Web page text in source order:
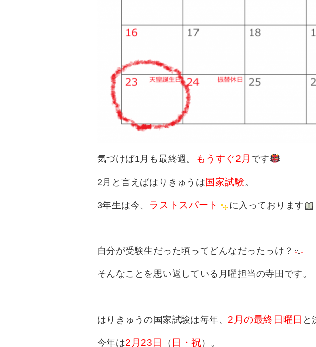
気づけば1月も最終週。 もうすぐ2月 です
2月と言えばはりきゅうは 国家試験。
3年生は今、 ラストスパート に入っております
自分が受験生だった頃ってどんなだったっけ？
そんなことを思い返している月曜担当の寺田です。
はりきゅうの国家試験は毎年、 2月の最終日曜日 と
今年は2月23日 （ 日・祝）。